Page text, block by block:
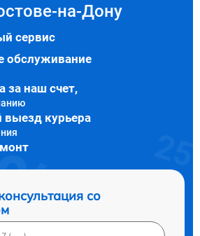
на-Дону
сервис
обслуживание
за наш счет,
выезд курьера
со